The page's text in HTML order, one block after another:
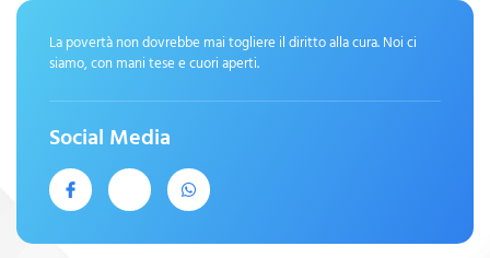
La povertà non dovrebbe mai togliere il diritto alla cura. Noi ci
siamo, con mani tese e cuori aperti.
Social Media